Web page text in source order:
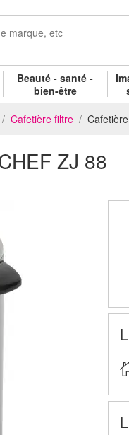
Beauté - santé -
bien-être
Cafetière filtre
ZJ 88